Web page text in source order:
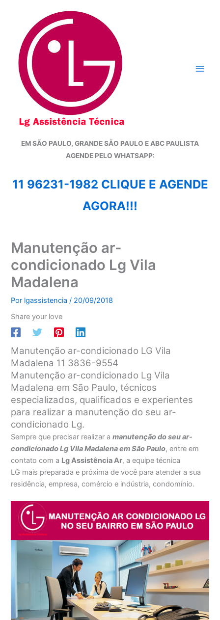
conteúdo
EM SÃO PAULO, GRANDE SÃO PAULO E ABC PAULISTA
AGENDE PELO WHATSAPP:
11 96231-1982 CLIQUE E AGENDE
AGORA!!!
Manutenção ar-
condicionado Lg Vila
Madalena
Por lgassistencia/ 20/09/2018
Share your love
Manutenção ar-condicionado LG Vila
Madalena 11 3836-9554
Manutenção ar-condicionado Lg Vila
Madalena em São Paulo, técnicos
especializados, qualificados e experientes
para realizar a manutenção do seu ar-
condicionado Lg.
Sempre que precisar realizar amanutenção do seu ar-
condicionado Lg Vila Madalena em São Paulo, entre em
contato com a Lg Assistência Ar, a equipe técnica
LG mais preparada e próxima de você para atender a sua
residência, empresa, comércio e indústria, condomínio.